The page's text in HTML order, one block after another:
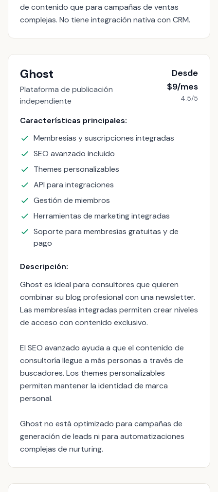
de contenido que para campañas de ventas
complejas. No tiene integración nativa con CRM.
Ghost
Plataforma de publicación
independiente
Desde
$9/mes
4.5/5
Características principales:
Membresías y suscripciones integradas
SEO avanzado incluido
Themes personalizables
API para integraciones
Gestión de miembros
Herramientas de marketing integradas
Soporte para membresías gratuitas y de
pago
Descripción:
Ghost es ideal para consultores que quieren
combinar su blog profesional con una newsletter.
Las membresías integradas permiten crear niveles
de acceso con contenido exclusivo.
El SEO avanzado ayuda a que el contenido de
consultoría llegue a más personas a través de
buscadores. Los themes personalizables
permiten mantener la identidad de marca
personal.
Ghost no está optimizado para campañas de
generación de leads ni para automatizaciones
complejas de nurturing.